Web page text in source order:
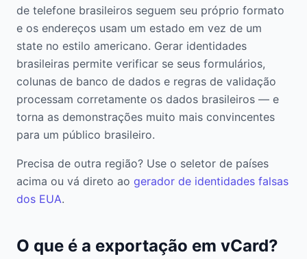
de telefone brasileiros seguem seu próprio formato
e os endereços usam um estado em vez de um
state no estilo americano. Gerar identidades
brasileiras permite verificar se seus formulários,
colunas de banco de dados e regras de validação
processam corretamente os dados brasileiros — e
torna as demonstrações muito mais convincentes
para um público brasileiro.
Precisa de outra região? Use o seletor de países
acima ou vá direto ao gerador de identidades falsas
dos EUA.
O que é a exportação em vCard?